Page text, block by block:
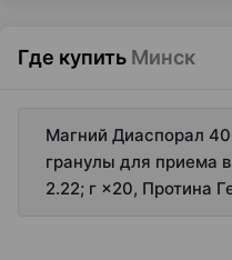
Где купить Минск
Магний Диаспорал
гранулы для приема
2.22; г ×20, Протина